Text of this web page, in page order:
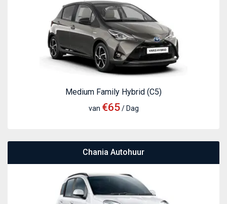
Medium Family Hybrid (C5)
van €65/ Dag
Chania Autohuur